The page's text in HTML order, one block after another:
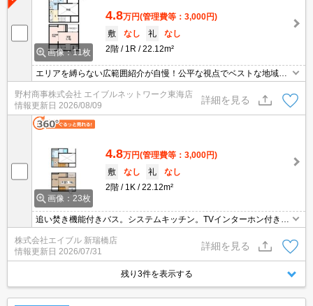
画像：11枚
4.8万円(管理費等：3,000円)
敷
なし 礼
なし
2階
1R 22.12m²
エリアを縛らない広範囲紹介が自慢！公平な視点でベストな地域を
ご提案します。現地集合・オンライン対応！
野村商事株式会社 エイブルネットワーク東海店
情報更新日 2026/08/09
詳細を見る
画像：23枚
4.8万円(管理費等：3,000円)
敷
なし 礼
なし
2階
1K 22.12m²
追い焚き機能付きバス。システムキッチン。TVインターホン付き。
未満の解約時、違約金1ヶ月分発生。
株式会社エイブル 新瑞橋店
情報更新日 2026/07/31
詳細を見る
残り3件を表示する